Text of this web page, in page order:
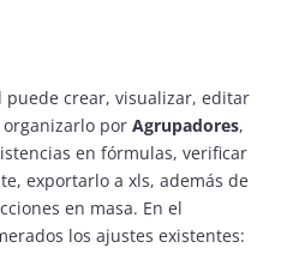
puede crear, visualizar, editar
por Agrupadores,
en fórmulas, verificar
exportarlo a xls, además de
en masa. En el
los ajustes existentes: